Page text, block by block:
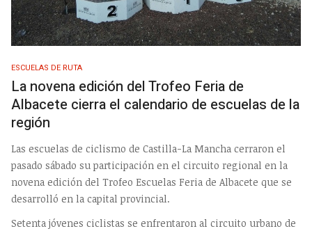
ESCUELAS DE RUTA
La novena edición del Trofeo Feria de
Albacete cierra el calendario de escuelas de la
región
Las escuelas de ciclismo de Castilla-La Mancha cerraron el
pasado sábado su participación en el circuito regional en la
novena edición del Trofeo Escuelas Feria de Albacete que se
desarrolló en la capital provincial.
Setenta jóvenes ciclistas se enfrentaron al circuito urbano de